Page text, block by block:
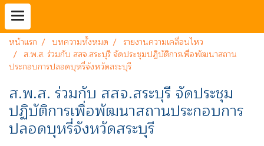
หน้าแรก บทความทั้งหมด
รายงานความเคลื่อนไหว
ส.พ.ส. ร่วมกับ สสจ.สระบุรี จัดประชุมปฏิบัติการเพื่อพัฒนาสถาน
ประกอบการปลอดบุหรี่จังหวัดสระบุรี
ส.พ.ส. ร่วมกับ สสจ.สระบุรี จัดประชุม
ปฏิบัติการเพื่อพัฒนาสถานประกอบการ
ปลอดบุหรี่จังหวัดสระบุรี